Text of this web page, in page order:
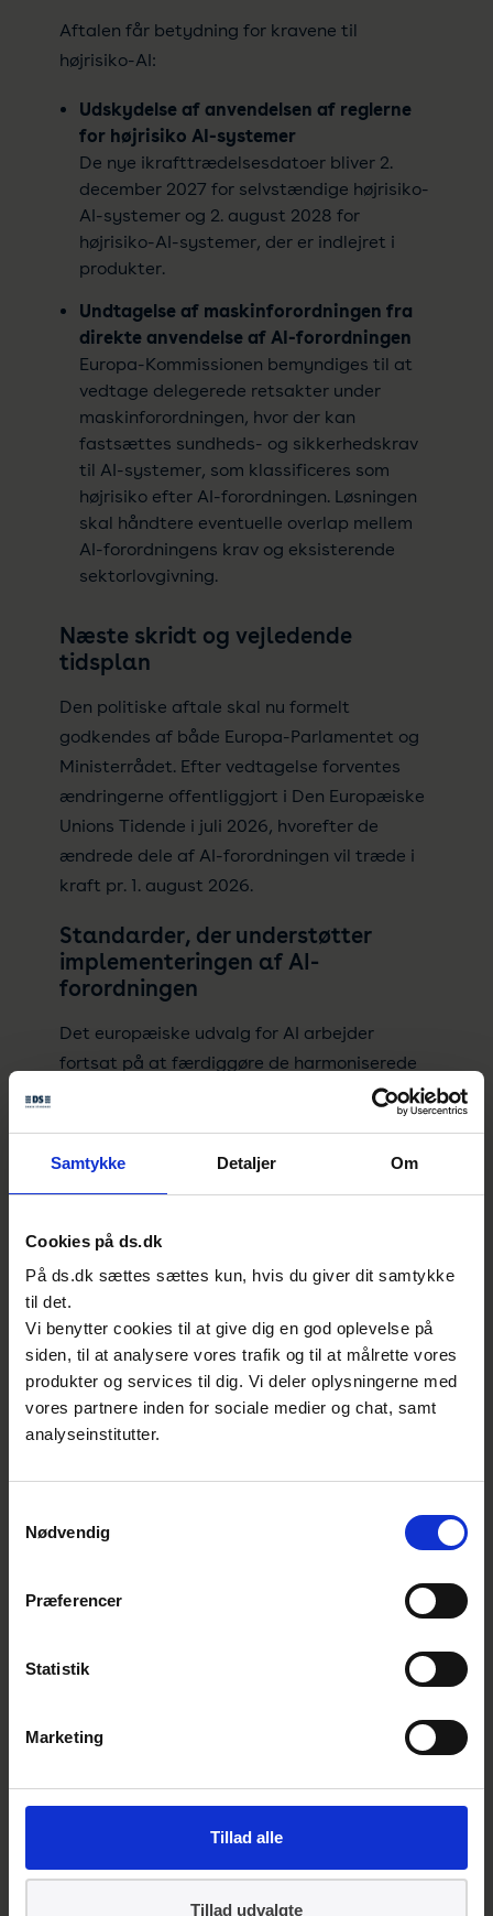
Samtykke Detaljer Om
Cookies på ds.dk
På ds.dk sættes sættes kun, hvis du giver dit samtykke
til det.
Vi benytter cookies til at give dig en god oplevelse på
siden, til at analysere vores trafik og til at målrette vores
produkter og services til dig. Vi deler oplysningerne med
vores partnere inden for sociale medier og chat, samt
analyseinstitutter.
Nødvendig
Præferencer
Statistik
Marketing
Tillad alle
Tillad udvalgte
Aftalen får betydning for kravene til
højrisiko-AI:
Udskydelse af anvendelsen af reglerne
for højrisiko AI-systemer
De nye ikrafttrædelsesdatoer bliver 2.
december 2027 for selvstændige højrisiko-
AI-systemer og 2. august 2028 for
højrisiko-AI-systemer, der er indlejret i
produkter.
Undtagelse af maskinforordningen fra
direkte anvendelse af AI-forordningen
Europa-Kommissionen bemyndiges til at
vedtage delegerede retsakter under
maskinforordningen, hvor der kan
fastsættes sundheds- og sikkerhedskrav
til AI-systemer, som klassificeres som
højrisiko efter AI-forordningen. Løsningen
skal håndtere eventuelle overlap mellem
AI-forordningens krav og eksisterende
sektorlovgivning.
Næste skridt og vejledende
tidsplan
Den politiske aftale skal nu formelt
godkendes af både Europa-Parlamentet og
Ministerrådet. Efter vedtagelse forventes
ændringerne offentliggjort i Den Europæiske
Unions Tidende i juli 2026, hvorefter de
ændrede dele af AI-forordningen vil træde i
kraft pr. 1. august 2026.
Standarder, der understøtter
implementeringen af AI-
forordningen
Det europæiske udvalg for AI arbejder
fortsat på at færdiggøre de harmoniserede
højrisikokravene i
AI-forordningen
systemer har allerede været i offentlig
aktuelt er i høring. Derudover er der to
standarder – én for risikostyring og én for
cybersikkerhed – på vej i offentlig høring.
Når virksomheder anvender de
harmoniserede standarder, der er refereret i
virksomheder og organisationer kan
dokumentere, at deres AI-systemer lever op
til kravene for AI-systemer med højrisiko i AI-
forordningen (bilag III og bilag I).
Lige så snart standarderne er i offentlig
at finde ud af, hvordan de skal begynde at
forberede sig.
Vil du vide mere om standarder til
understøttelse af AI-forordningen?
Kim Skov Hilding